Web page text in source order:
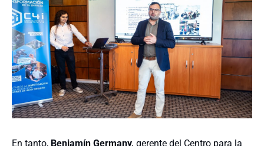
En tanto, Benjamín Germany, gerente del Centro para la